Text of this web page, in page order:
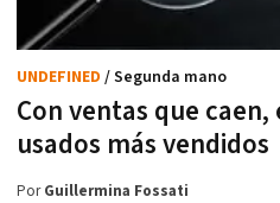
Con ventas que
usados más vendidos
UNDEFINED / Segunda mano
PorGuillermina Fossati